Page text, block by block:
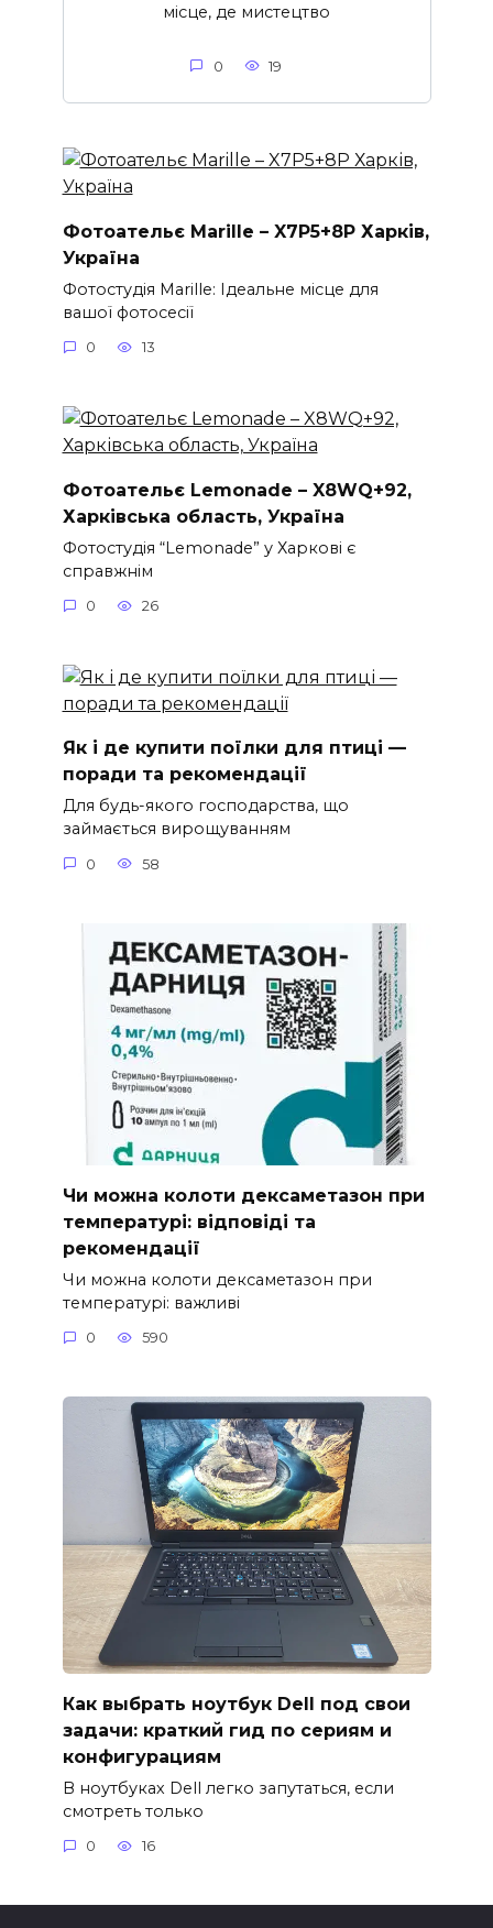
місце, де мистецтво
0 19
Фотоательє Marille – X7P5+8P Харків,
Україна
Фотостудія Marille: Ідеальне місце для
вашої фотосесії
0 13
Фотоательє Lemonade – X8WQ+92,
Харківська область, Україна
Фотостудія “Lemonade” у Харкові є
справжнім
0 26
Як і де купити поїлки для птиці —
поради та рекомендації
Для будь-якого господарства, що
займається вирощуванням
0 58
Чи можна колоти дексаметазон при
температурі: відповіді та
рекомендації
Чи можна колоти дексаметазон при
температурі: важливі
0 590
Как выбрать ноутбук Dell под свои
задачи: краткий гид по сериям и
конфигурациям
В ноутбуках Dell легко запутаться, если
смотреть только
0 16